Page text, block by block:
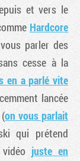
et vers le
Hardcore
parler des
cesse à la
en a parlé vite
lancée
on vous parlait
qui prétend
juste en